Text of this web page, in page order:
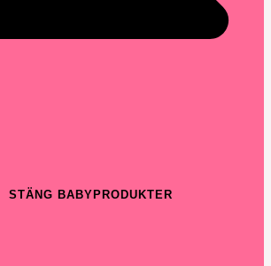
STÄNG BABYPRODUKTER